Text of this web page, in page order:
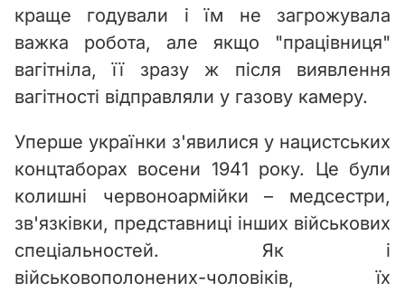
краще годували і їм не загрожувала
важка робота, але якщо "працівниця"
вагітніла, її зразу ж після виявлення
вагітності відправляли у газову камеру.
Уперше українки з'явилися у нацистських
концтаборах восени 1941 року. Це були
колишні червоноармійки – медсестри,
зв'язківки, представниці інших військових
спеціальностей. Як і
військовополонених-чоловіків, їх